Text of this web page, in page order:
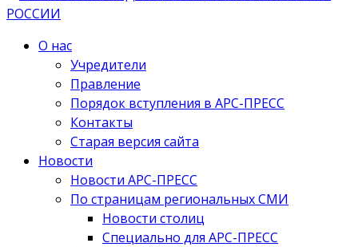
О нас
Учредители
Правление
Порядок вступления в АРС-ПРЕСС
Контакты
Старая версия сайта
Новости
Новости АРС-ПРЕСС
По страницам региональных СМИ
Новости столиц
Специально для АРС-ПРЕСС